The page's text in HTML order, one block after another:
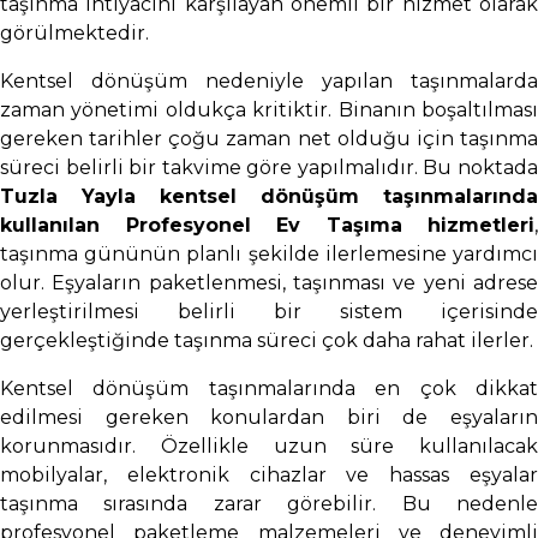
görülmektedir.
Kentsel dönüşüm nedeniyle yapılan taşınmalarda
zaman yönetimi oldukça kritiktir. Binanın boşaltılması
gereken tarihler çoğu zaman net olduğu için taşınma
süreci belirli bir takvime göre yapılmalıdır. Bu noktada
Tuzla Yayla kentsel dönüşüm taşınmalarında
kullanılan Profesyonel Ev Taşıma hizmetleri,
taşınma gününün planlı şekilde ilerlemesine yardımcı
olur. Eşyaların paketlenmesi, taşınması ve yeni adrese
yerleştirilmesi belirli bir sistem içerisinde
gerçekleştiğinde taşınma süreci çok daha rahat ilerler.
Kentsel dönüşüm taşınmalarında en çok dikkat
edilmesi gereken konulardan biri de eşyaların
korunmasıdır. Özellikle uzun süre kullanılacak
mobilyalar, elektronik cihazlar ve hassas eşyalar
taşınma sırasında zarar görebilir. Bu nedenle
profesyonel paketleme malzemeleri ve deneyimli